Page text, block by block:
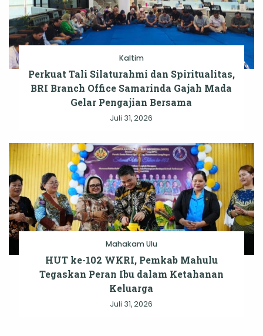
Kaltim
Perkuat Tali Silaturahmi dan Spiritualitas,
BRI Branch Office Samarinda Gajah Mada
Gelar Pengajian Bersama
Juli 31, 2026
Mahakam Ulu
HUT ke-102 WKRI, Pemkab Mahulu
Tegaskan Peran Ibu dalam Ketahanan
Keluarga
Juli 31, 2026